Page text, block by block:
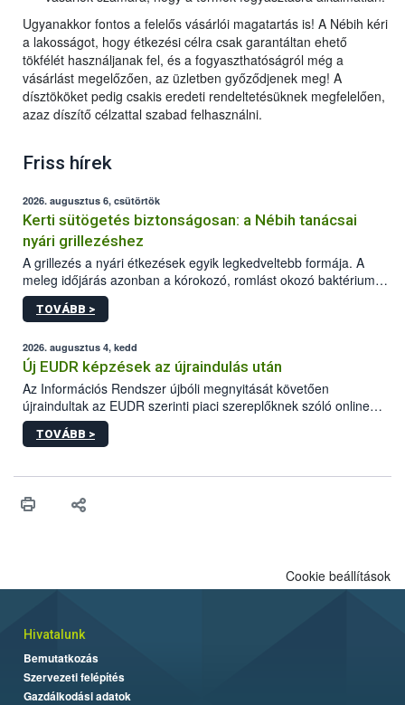
Ugyanakkor fontos a felelős vásárlói magatartás is! A Nébih kéri
a lakosságot, hogy étkezési célra csak garantáltan ehető
tökfélét használjanak fel, és a fogyaszthatóságról még a
vásárlást megelőzően, az üzletben győződjenek meg! A
dísztököket pedig csakis eredeti rendeltetésüknek megfelelően,
azaz díszítő célzattal szabad felhasználni.
Friss hírek
2026. augusztus 6, csütörtök
Kerti sütögetés biztonságosan: a Nébih tanácsai
nyári grillezéshez
A grillezés a nyári étkezések egyik legkedveltebb formája. A
meleg időjárás azonban a kórokozó, romlást okozó baktériumok
gyorsabb szaporodásának is kedvez. A szabadtéri sütögetés
ezért nem csupán a megfelelő sütési technikáról szól: legalább
higiéniai szabályok betartása, a megfelelő hőkezelés, valamint a
maradékok szakszerű tárolása. A Nemzeti Élelmiszerlánc-
biztonsági Hivatal (Nébih) Oktatási Programja összegyűjtötte a
biztonságos grillezés legfontosabb tudnivalóit.
TOVÁBB >
2026. augusztus 4, kedd
Új EUDR képzések az újraindulás után
Az Információs Rendszer újbóli megnyitását követően
újraindultak az EUDR szerinti piaci szereplőknek szóló online
képzések.
TOVÁBB >
Cookie beállítások
Hivatalunk
Bemutatkozás
Szervezeti felépítés
Gazdálkodási adatok